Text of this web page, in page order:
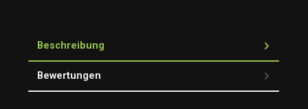
Beschreibung
Bewertungen